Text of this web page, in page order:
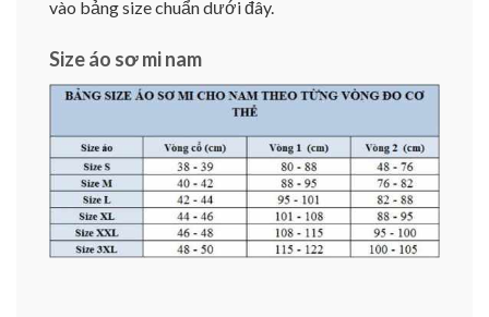
vào bảng size chuẩn dưới đây.
Size áo sơ mi nam